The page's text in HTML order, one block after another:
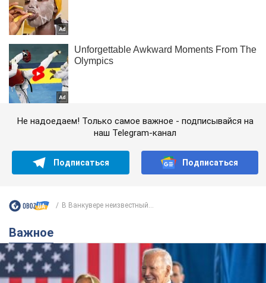
Не надоедаем! Только самое важное - подписывайся на
наш Telegram-канал
Подписаться Подписаться
В Ванкувере неизвестный...
Важное